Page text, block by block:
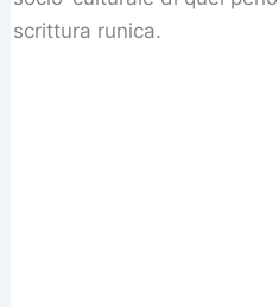
scrittura runica.